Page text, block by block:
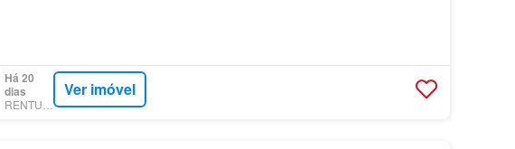
Há 20
dias
RENTUMO
Ver imóvel